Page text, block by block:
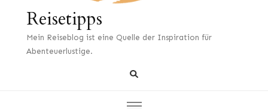
Reisetipps
Mein Reiseblog ist eine Quelle der Inspiration für
Abenteuerlustige.